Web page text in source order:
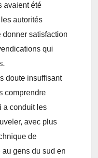
avaient été
autorités
satisfaction
qui
doute insuffisant
comprendre
a conduit les
avec plus
de
gens du sud en